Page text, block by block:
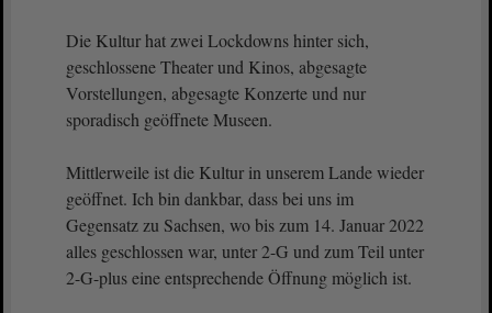
Die Kultur hat zwei Lockdowns hinter sich,
geschlossene Theater und Kinos, abgesagte
Vorstellungen, abgesagte Konzerte und nur
sporadisch geöffnete Museen.
Mittlerweile ist die Kultur in unserem Lande wieder
geöffnet. Ich bin dankbar, dass bei uns im
Gegensatz zu Sachsen, wo bis zum 14. Januar 2022
alles geschlossen war, unter 2-G und zum Teil unter
2-G-plus eine entsprechende Öffnung möglich ist.